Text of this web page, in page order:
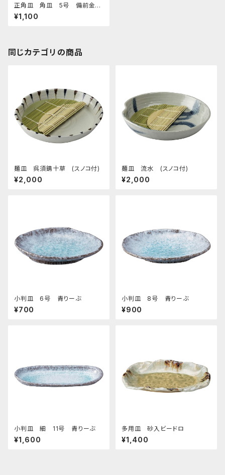
正角皿 角皿 5号 備前金
彩
¥1,100
同じカテゴリの商品
麺皿 呉須錆十草 (スノコ付)
¥2,000
麺皿 流水 (スノコ付)
¥2,000
小判皿 6号 青りーぶ
¥700
小判皿 8号 青りーぶ
¥900
小判皿 細 11号 青りーぶ
¥1,600
多用皿 砂入ビードロ
¥1,400